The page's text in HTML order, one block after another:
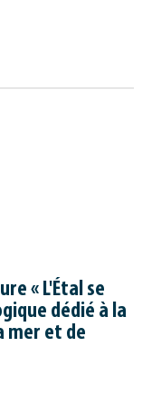
« L'Étal se
dédié à la
mer et de